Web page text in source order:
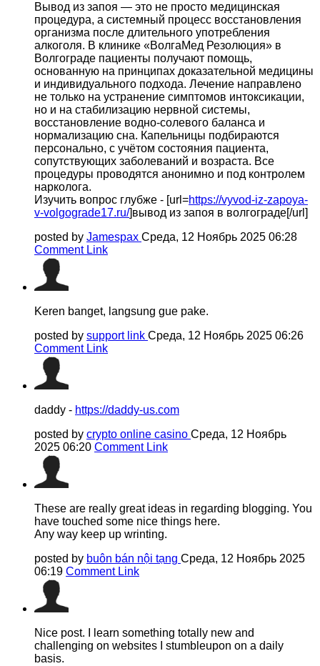
Вывод из запоя — это не просто медицинская
процедура, а системный процесс восстановления
организма после длительного употребления
алкоголя. В клинике «ВолгаМед Резолюция» в
Волгограде пациенты получают помощь,
основанную на принципах доказательной медицины
и индивидуального подхода. Лечение направлено
не только на устранение симптомов интоксикации,
но и на стабилизацию нервной системы,
восстановление водно-солевого баланса и
нормализацию сна. Капельницы подбираются
персонально, с учётом состояния пациента,
сопутствующих заболеваний и возраста. Все
процедуры проводятся анонимно и под контролем
нарколога.
Изучить вопрос глубже - [url=https://vyvod-iz-zapoya-
v-volgograde17.ru/]вывод из запоя в волгограде[/url]
posted by Jamespax Среда, 12 Ноябрь 2025 06:28
Comment Link
Keren banget, langsung gue pake.
posted by support link Среда, 12 Ноябрь 2025 06:26
Comment Link
daddy - https://daddy-us.com
posted by crypto online casino Среда, 12 Ноябрь
2025 06:20 Comment Link
These are really great ideas in regarding blogging. You
have touched some nice things here.
Any way keep up wrinting.
posted by buôn bán nội tạng Среда, 12 Ноябрь 2025
06:19 Comment Link
Nice post. I learn something totally new and
challenging on websites I stumbleupon on a daily
basis.